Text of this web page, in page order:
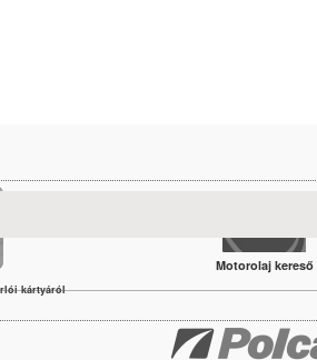
kártyáról
Motorolaj kereső